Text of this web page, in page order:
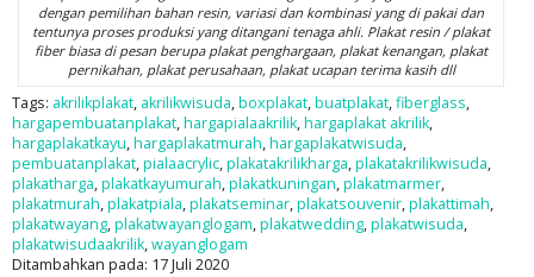
dengan pemilihan bahan resin, variasi dan kombinasi yang di pakai dan
tentunya proses produksi yang ditangani tenaga ahli. Plakat resin / plakat
fiber biasa di pesan berupa plakat penghargaan, plakat kenangan, plakat
pernikahan, plakat perusahaan, plakat ucapan terima kasih dll
Tags: akrilikplakat, akrilikwisuda,boxplakat,buatplakat,fiberglass,
hargapembuatanplakat,hargapialaakrilik,hargaplakat akrilik,
hargaplakatkayu,hargaplakatmurah,hargaplakatwisuda,
pembuatanplakat,pialaacrylic,plakatakrilikharga,plakatakrilikwisuda,
plakatharga,plakatkayumurah,plakatkuningan,plakatmarmer,
plakatmurah,plakatpiala,plakatseminar,plakatsouvenir,plakattimah,
plakatwayang,plakatwayanglogam,plakatwedding,plakatwisuda,
plakatwisudaakrilik,wayanglogam
Ditambahkan pada: 17 Juli 2020